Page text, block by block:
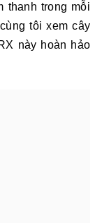
thanh trong mỗi
tôi xem cây
này hoàn hảo